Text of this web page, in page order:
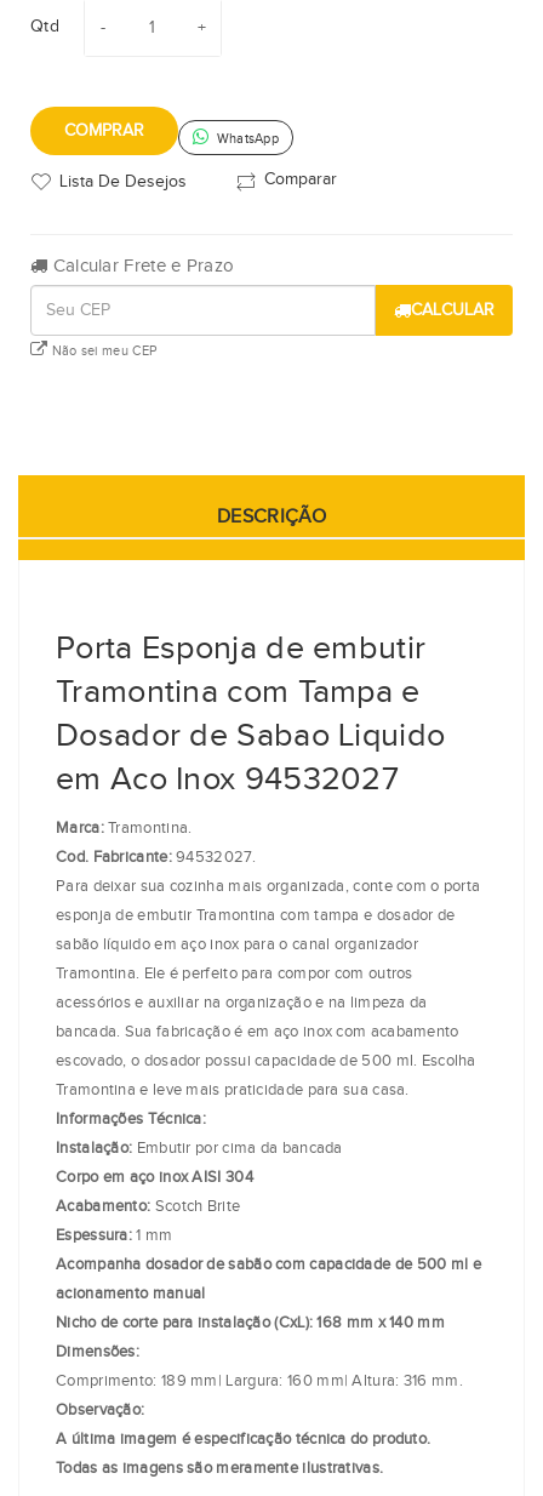
Qtd
COMPRAR WhatsApp
Lista De Desejos Comparar
Calcular Frete e Prazo
CALCULAR
Não sei meu CEP
DESCRIÇÃO
Porta Esponja de embutir
Tramontina com Tampa e
Dosador de Sabao Liquido
em Aco Inox 94532027
Marca:Tramontina.
Cod. Fabricante:94532027.
Para deixar sua cozinha mais organizada, conte com o porta
esponja de embutir Tramontina com tampa e dosador de
sabão líquido em aço inox para o canal organizador
Tramontina. Ele é perfeito para compor com outros
acessórios e auxiliar na organização e na limpeza da
bancada. Sua fabricação é em aço inox com acabamento
escovado, o dosador possui capacidade de 500 ml. Escolha
Tramontina e leve mais praticidade para sua casa.
Informações Técnica:
Instalação: Embutir por cima da bancada
Corpo em aço inox AISI 304
Acabamento: Scotch Brite
Espessura:1 mm
Acompanha dosador de sabão com capacidade de 500 ml e
acionamento manual
Nicho de corte para instalação (CxL): 168 mm x 140 mm
Dimensões:
Comprimento: 189 mm| Largura: 160 mm| Altura: 316 mm.
Observação:
A última imagem é especificação técnica do produto.
Todas as imagens são meramente ilustrativas.